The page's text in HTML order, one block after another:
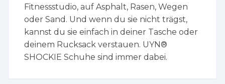
Fitnessstudio, auf Asphalt, Rasen, Wegen
oder Sand. Und wenn du sie nicht trägst,
kannst du sie einfach in deiner Tasche oder
deinem Rucksack verstauen. UYN®
SHOCKIE Schuhe sind immer dabei.